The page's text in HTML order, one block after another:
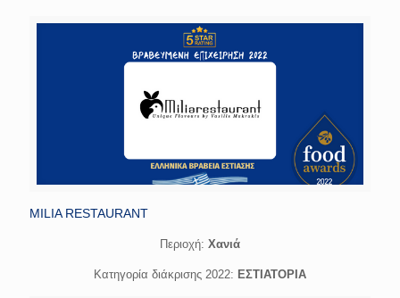
MILIA RESTAURANT
Περιοχή: Χανιά
Κατηγορία διάκρισης 2022: ΕΣΤΙΑΤΟΡΙΑ